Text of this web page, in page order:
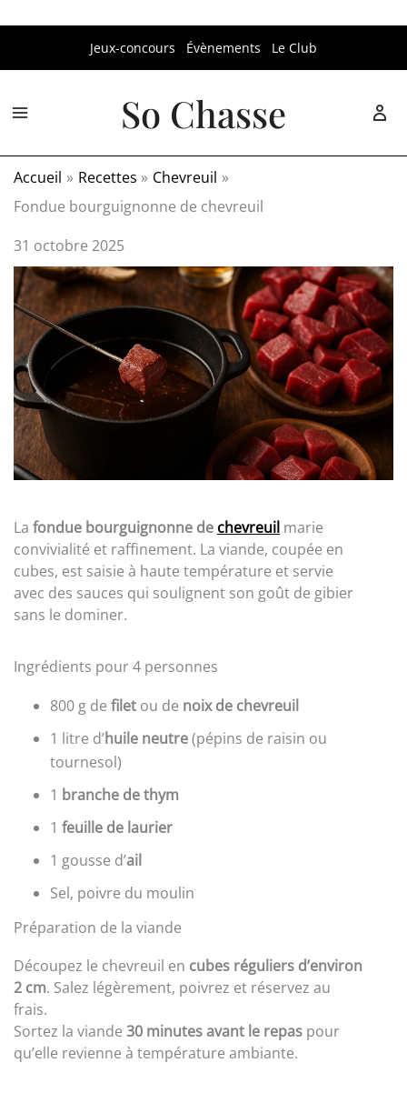
Jeux-concours Évènements Le Club
So Chasse
Accueil Recettes
Chevreuil
Fondue bourguignonne de chevreuil
31 octobre 2025
La fondue bourguignonne de chevreuil marie
convivialité et raffinement. La viande, coupée en
cubes, est saisie à haute température et servie
avec des sauces qui soulignent son goût de gibier
sans le dominer.
Ingrédients pour 4 personnes
800 g de filet ou de noix de chevreuil
1 litre d’huile neutre(pépins de raisin ou
tournesol)
1 branche de thym
1 feuille de laurier
1 gousse d’ail
Sel, poivre du moulin
Préparation de la viande
Découpez le chevreuil en cubes réguliers d’environ
2 cm. Salez légèrement, poivrez et réservez au
frais.
Sortez la viande 30 minutes avant le repas pour
qu’elle revienne à température ambiante.